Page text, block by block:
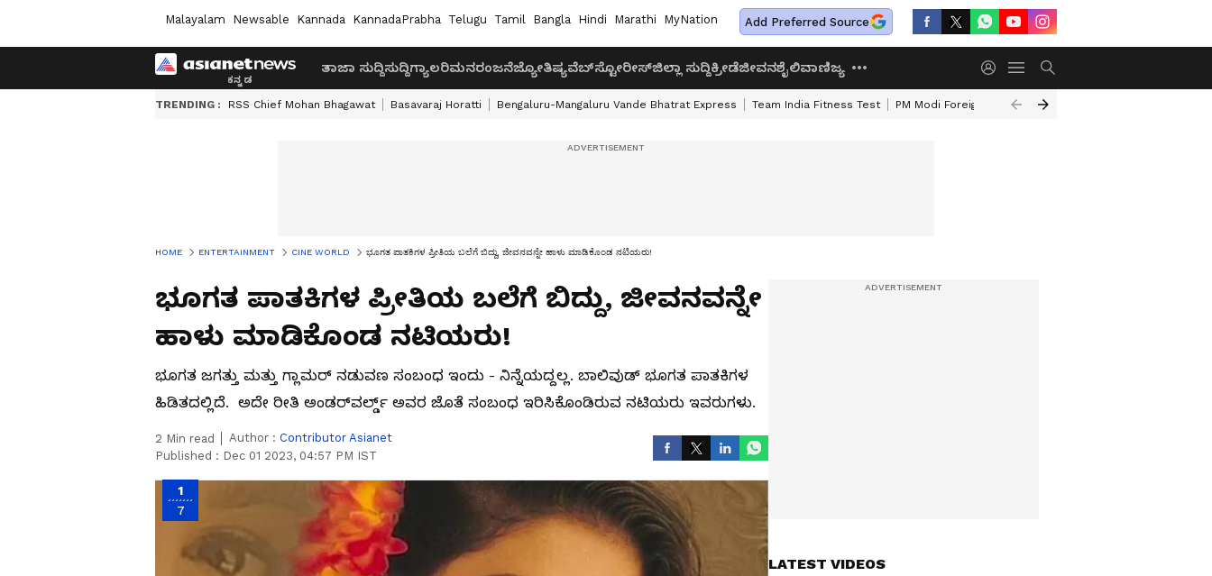
Malayalam Newsable Kannada KannadaPrabha Telugu Tamil Bangla Hindi Marathi MyNation Add Preferred Source
ತಾಜಾ ಸುದ್ದಿಸುದ್ದಿಗ್ಯಾಲರಿಮನರಂಜನೆಜ್ಯೋತಿಷ್ಯವೆಬ್‌ಸ್ಟೋರೀಸ್ಜಿಲ್ಲಾ ಸುದ್ದಿಕ್ರೀಡೆಜೀವನಶೈಲಿವಾಣಿಜ್ಯ
TRENDING : RSS Chief Mohan Bhagawat Basavaraj Horatti Bengaluru-Mangaluru Vande Bhatrat Express Team India Fitness Test PM Modi Foreign Travel Expenditure
HOME ENTERTAINMENT CINE WORLD ಭೂಗತ ಪಾತಕಿಗಳ ಪ್ರೀತಿಯ ಬಲೆಗೆ ಬಿದ್ದು, ಜೀವನವನ್ನೇ ಹಾಳು ಮಾಡಿಕೊಂಡ ನಟಿಯರು!
ಭೂಗತ ಪಾತಕಿಗಳ ಪ್ರೀತಿಯ ಬಲೆಗೆ ಬಿದ್ದು, ಜೀವನವನ್ನೇ
ಹಾಳು ಮಾಡಿಕೊಂಡ ನಟಿಯರು!
ಭೂಗತ ಜಗತ್ತು ಮತ್ತು ಗ್ಲಾಮರ್ ನಡುವಣ ಸಂಬಂಧ ಇಂದು - ನಿನ್ನೆಯದ್ದಲ್ಲ. ಬಾಲಿವುಡ್​ ಭೂಗತ ಪಾತಕಿಗಳ
ಹಿಡಿತದಲ್ಲಿದೆ. ಅದೇ ರೀತಿ ಅಂಡರ್‌ವರ್ಲ್ಡ್‌ ಅವರ ಜೊತೆ ಸಂಬಂಧ ಇರಿಸಿಕೊಂಡಿರುವ ನಟಿಯರು ಇವರುಗಳು.
2 Min read Author : Contributor Asianet
Published : Dec 01 2023, 04:57 PM IST
1
7
LATEST VIDEOS